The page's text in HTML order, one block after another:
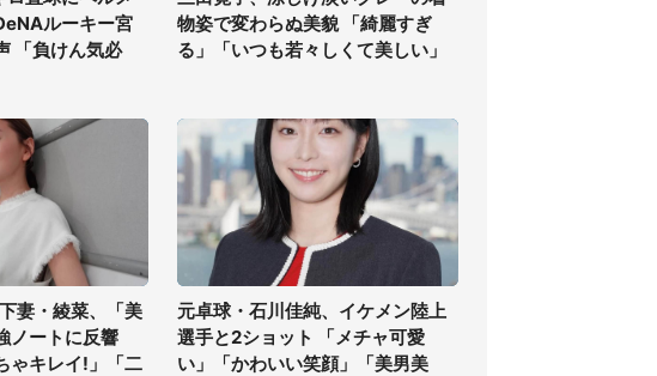
ルーキー宮
「負けん気必
物姿で変わらぬ美貌 「綺麗すぎ
る」「いつも若々しくて美しい」
妻・綾菜、「美
ノートに反響
ゃキレイ!」「二
元卓球・石川佳純、イケメン陸上
選手と2ショット 「メチャ可愛
い」「かわいい笑顔」「美男美